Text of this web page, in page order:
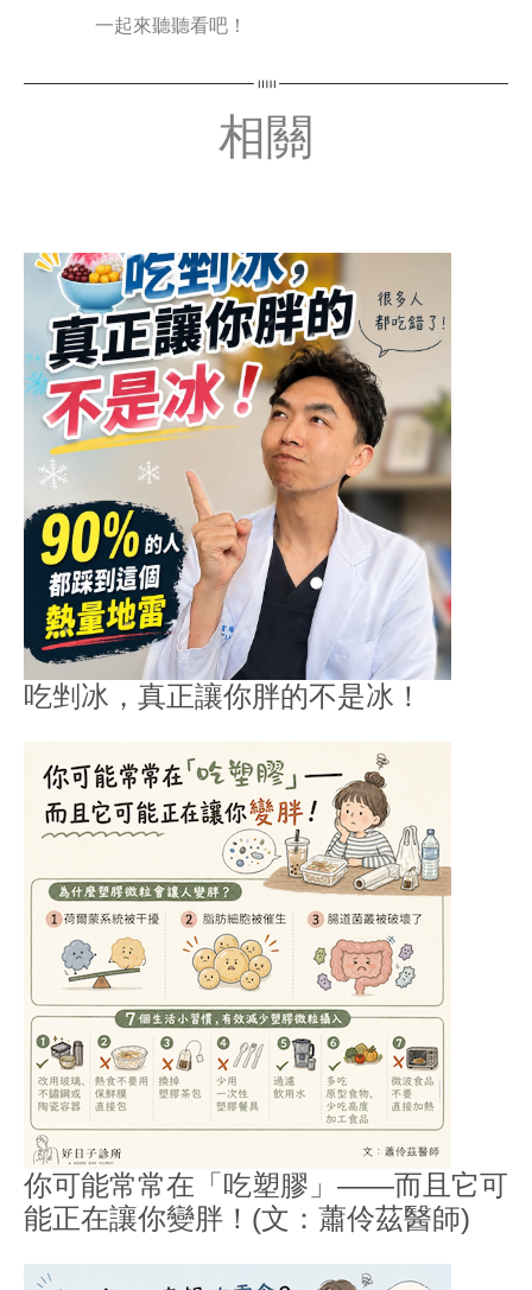
一起來聽聽看吧！
相關
吃剉冰，真正讓你胖的不是冰！
你可能常常在「吃塑膠」——而且它可
能正在讓你變胖！(文：蕭伶茲醫師)